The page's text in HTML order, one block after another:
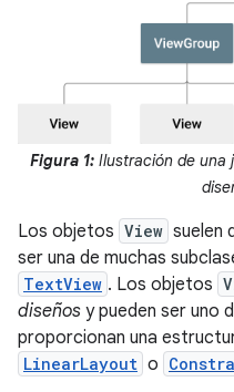
Figura 1: Ilustración de una
Los objetos View suelen
ser una de muchas
TextView . Los objetos
diseños y pueden ser uno
proporcionan una
LinearLayout o